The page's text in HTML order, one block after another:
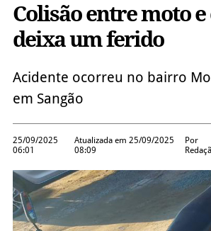
Colisão entre moto
deixa um ferido
Acidente ocorreu no bairro
em Sangão
25/09/2025
06:01
Atualizada em 25/09/2025
08:09
Por